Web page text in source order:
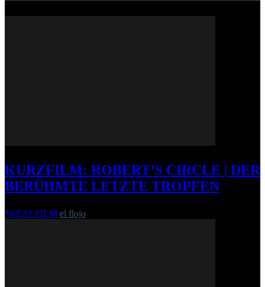
KURZFILM: ROBERT’S CIRCLE | DER
BERÜHMTE LETZTE TROPFEN
*REALFILM el flojo